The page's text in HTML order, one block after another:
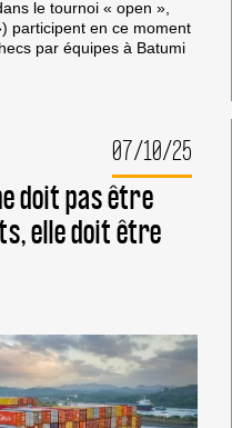
le tournoi « open »,
participent en ce moment
par équipes à Batumi
07/10/25
doit pas être
elle doit être